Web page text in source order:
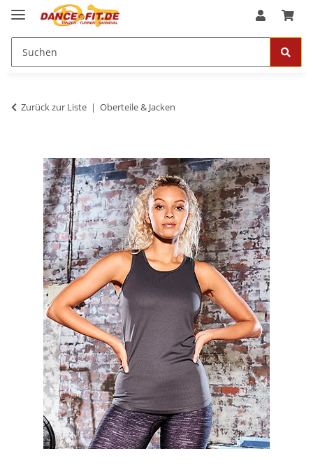
Zurück zur Liste Oberteile & Jacken